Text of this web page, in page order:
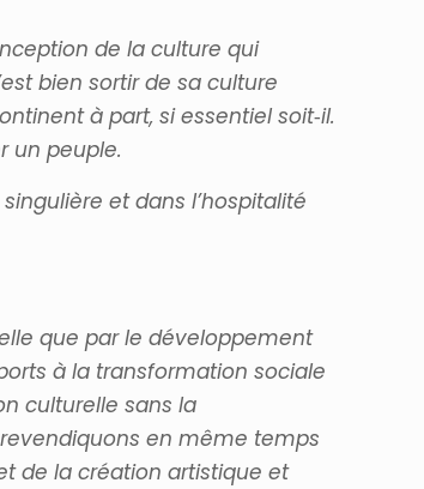
de la culture qui
bien sortir de sa culture
à part, si essentiel soit‐il.
un peuple.
et dans l’hospitalité
que par le développement
à la transformation sociale
culturelle sans la
en même temps
de la création artistique et